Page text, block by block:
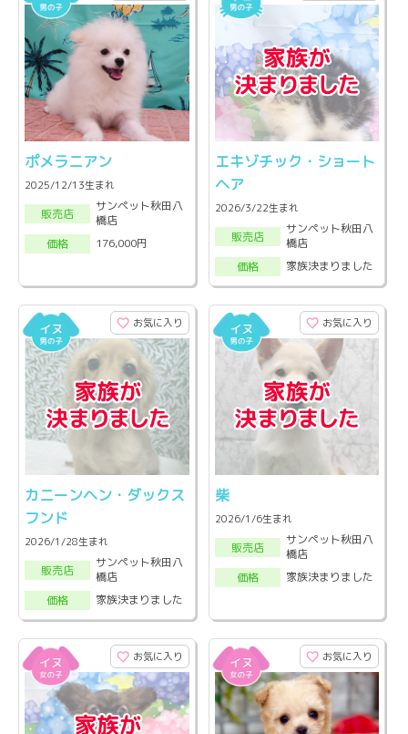
ポメラニアン
2025/12/13生まれ
販売店
サンペット秋田八
橋店
価格
176,000円
エキゾチック・ショート
ヘア
2026/3/22生まれ
販売店
サンペット秋田八
橋店
価格
家族決まりました
お気に入り
カニーンヘン・ダックス
フンド
2026/1/28生まれ
販売店
サンペット秋田八
橋店
価格
家族決まりました
お気に入り
柴
2026/1/6生まれ
販売店
サンペット秋田八
橋店
価格
家族決まりました
お気に入り お気に入り